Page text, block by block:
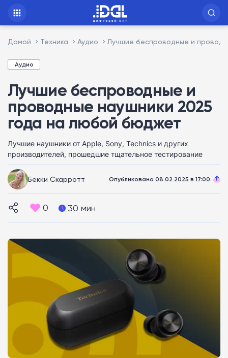
Домой Техника Аудио Лучшие беспроводные и
Аудио
Лучшие беспроводные и
проводные наушники 2025
года на любой бюджет
Лучшие наушники от Apple, Sony, Technics и других
производителей, прошедшие тщательное тестирование
Бекки Скарротт Опубликовано 08.02.2025 в 17:00
0 30 мин